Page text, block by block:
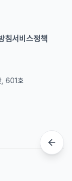
침서비스정책
, 601호